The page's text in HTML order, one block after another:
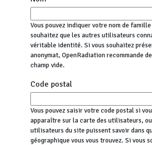
Vous pouvez indiquer votre nom de famille
souhaitez que les autres utilisateurs
véritable identité. Si vous souhaitez
anonymat, OpenRadiation recommande
champ vide.
Code postal
Vous pouvez saisir votre code postal si
apparaître sur la carte des utilisateurs,
utilisateurs du site puissent savoir dans
géographique vous vous trouvez. Si vous